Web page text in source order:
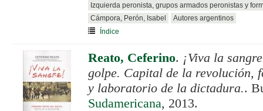
Izquierda peronista, grupos armados peronistas y
Cámpora, Perón, Isabel
Autores argentinos
Índice
Reato, Ceferino. ¡Viva la
golpe. Capital de la revolución,
y laboratorio de la dictadura..
Sudamericana, 2013.